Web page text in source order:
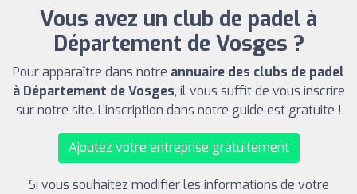
Vous avez un club de padel à
Département de Vosges ?
Pour apparaître dans notre annuaire des clubs de padel
à Département de Vosges, il vous suffit de vous inscrire
sur notre site. L’inscription dans notre guide est gratuite !
Ajoutez votre entreprise gratuitement
Si vous souhaitez modifier les informations de votre